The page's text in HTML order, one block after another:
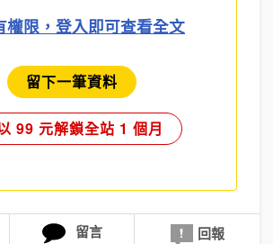
權限，登入即可查看全文
留下一筆資料
99 元解鎖全站 1 個月
留言 回報